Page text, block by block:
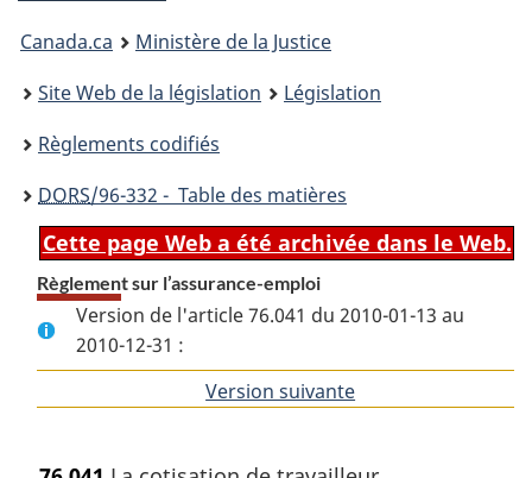
You
are
here:
Canada.ca
Ministère de la Justice
Site Web de la législation
Législation
Règlements codifiés
DORS/96-332 - Table des matières
Cette page Web a été archivée dans le Web.
Règlement sur l’assurance-emploi
Version de l'article 76.041 du 2010-01-13 au
2010-12-31 :
Version suivante